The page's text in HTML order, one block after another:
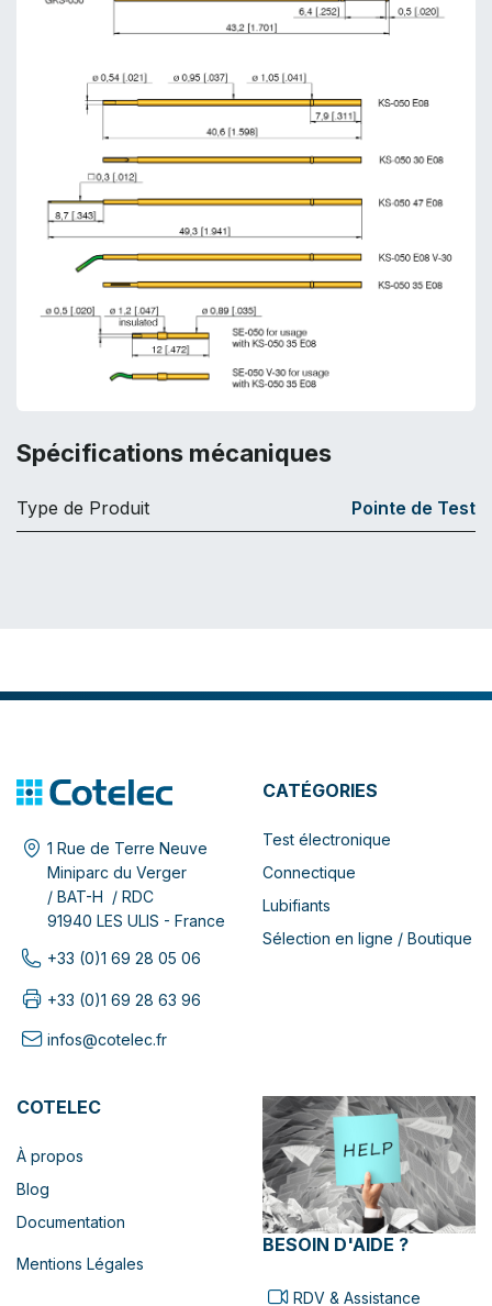
Spécifications mécaniques
Type de Produit Pointe de Test
1 Rue de Terre Neuve
Miniparc du Verger
/ BAT-H / RDC
91940 LES ULIS - France
+33 (0)1 69 28 05 06
+33 (0)1 69 28 63 96
infos@cotelec.fr
CATÉGORIES
Test électronique
Connectique
Lubifiants
Sélection en ligne / Boutique
COTELEC
À propos
Blog
Documentation
Mentions Légales
BESOIN D'AIDE ?
RDV & Assistance